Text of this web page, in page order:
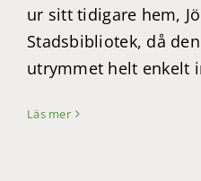
ur sitt tidigare hem,
Stadsbibliotek, då
utrymmet helt enkelt
Läs mer